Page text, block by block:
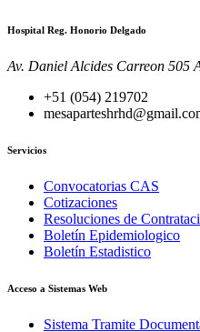
Hospital Reg. Honorio Delgado
Av. Daniel Alcides Carreon 505
+51 (054) 219702
Servicios
Convocatorias CAS
Cotizaciones
Resoluciones de
Boletín Epidemiologico
Boletín Estadistico
Acceso a Sistemas Web
Sistema Tramite